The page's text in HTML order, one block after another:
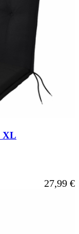
XL
Ab
27,99 €